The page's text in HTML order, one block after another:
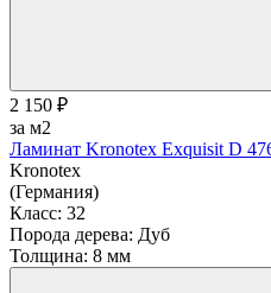
2 150 ₽
за м2
Ламинат Kronotex Exquisit D
Kronotex
(Германия)
Класс: 32
Порода дерева: Дуб
Толщина: 8 мм